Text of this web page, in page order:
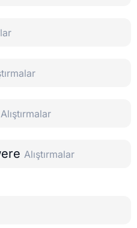
Alıştırmalar
Alıştırmalar